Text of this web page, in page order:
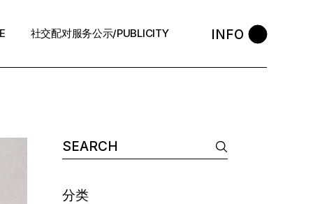
社交配对服务公示/PUBLICITY
中介条例 / Agency Policy
INFO
分类